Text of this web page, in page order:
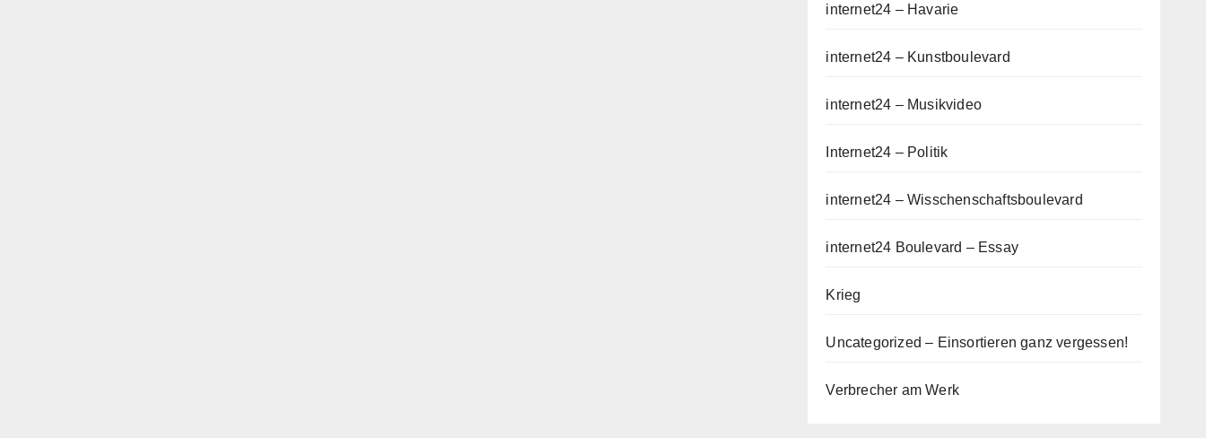
internet24 – Havarie
internet24 – Kunstboulevard
internet24 – Musikvideo
Internet24 – Politik
internet24 – Wisschenschaftsboulevard
internet24 Boulevard – Essay
Krieg
Uncategorized – Einsortieren ganz vergessen!
Verbrecher am Werk